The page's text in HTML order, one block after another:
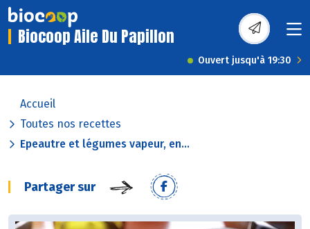
Biocoop Aile Du Papillon
Ouvert jusqu'à 19:30
Accueil
Toutes nos recettes
Epeautre et légumes vapeur, en...
Partager sur